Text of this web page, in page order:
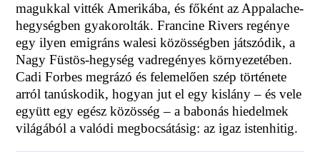
magukkal vitték Amerikába, és főként az Appalache-
hegységben gyakorolták. Francine Rivers regénye
egy ilyen emigráns walesi közösségben játszódik, a
Nagy Füstös-hegység vadregényes környezetében.
Cadi Forbes megrázó és felemelően szép története
arról tanúskodik, hogyan jut el egy kislány – és vele
együtt egy egész közösség – a babonás hiedelmek
világából a valódi megbocsátásig: az igaz istenhitig.